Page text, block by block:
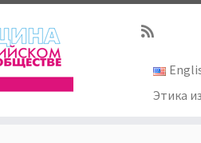
Этика